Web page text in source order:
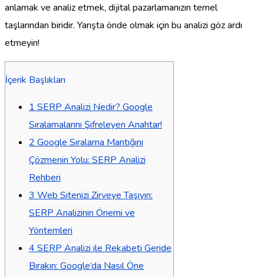
anlamak ve analiz etmek, dijital pazarlamanızın temel
taşlarından biridir. Yarışta önde olmak için bu analizi göz ardı
etmeyin!
İçerik Başlıkları
1 SERP Analizi Nedir? Google
Sıralamalarını Şifreleyen Anahtar!
2 Google Sıralama Mantığını
Çözmenin Yolu: SERP Analizi
Rehberi
3 Web Sitenizi Zirveye Taşıyın:
SERP Analizinin Önemi ve
Yöntemleri
4 SERP Analizi ile Rekabeti Geride
Bırakın: Google’da Nasıl Öne